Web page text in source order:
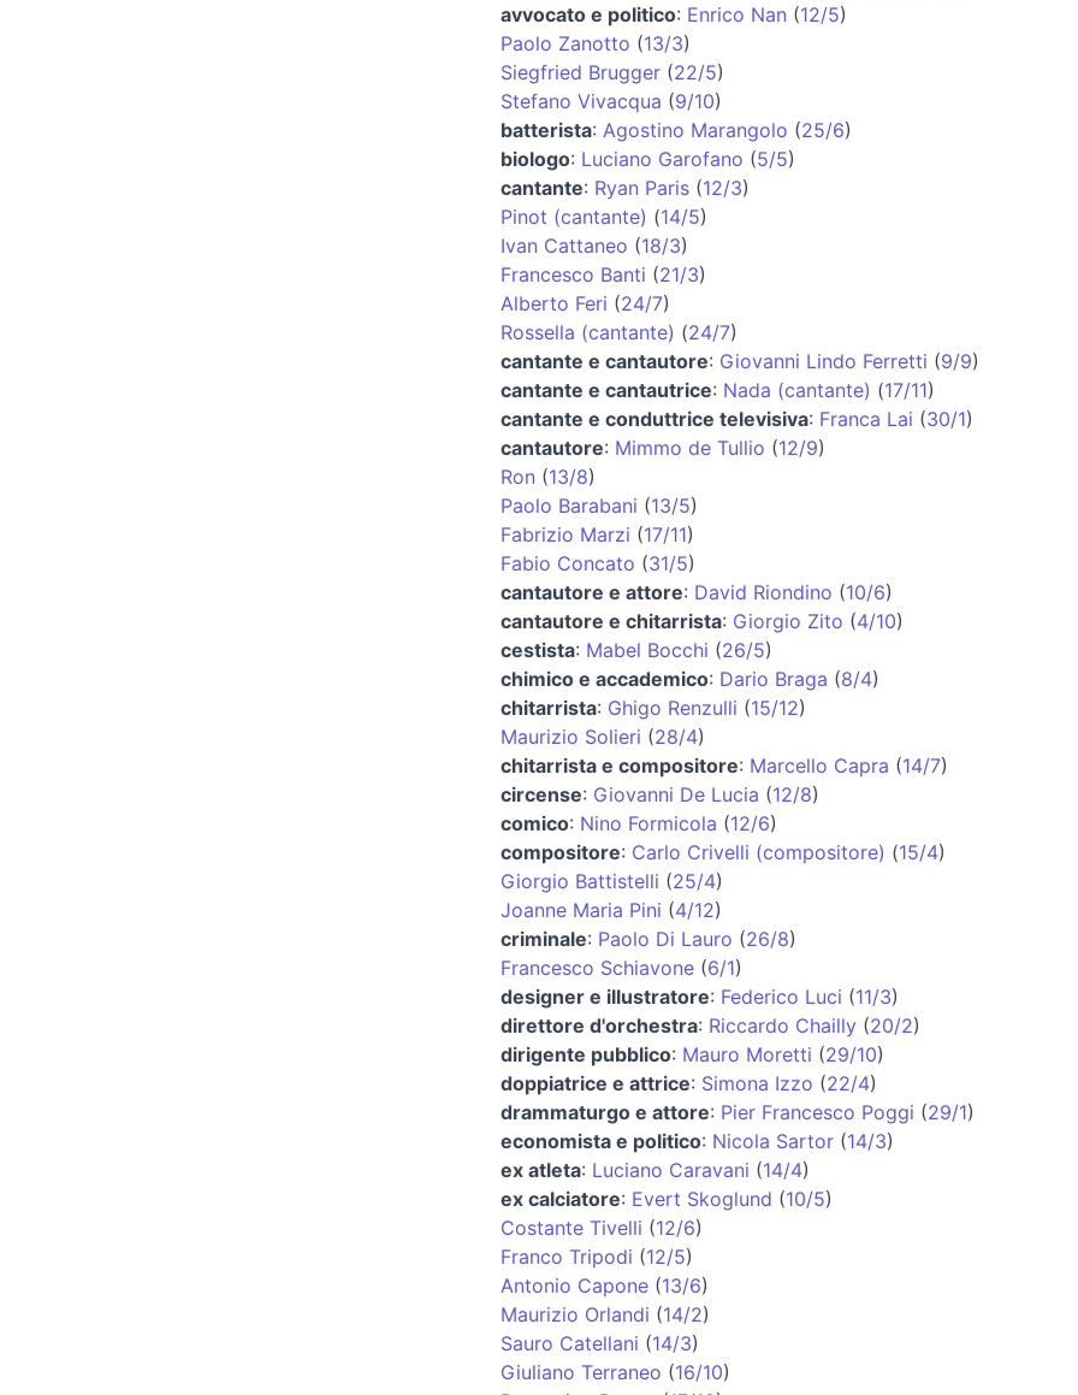
avvocato e politico: Enrico Nan (12/5)
Paolo Zanotto (13/3)
Siegfried Brugger(22/5)
Stefano Vivacqua (9/10)
batterista: Agostino Marangolo (25/6)
biologo: Luciano Garofano (5/5)
cantante: Ryan Paris(12/3)
Pinot (cantante) (14/5)
Ivan Cattaneo (18/3)
Francesco Banti (21/3)
Alberto Feri (24/7)
Rossella (cantante) (24/7)
cantante e cantautore: Giovanni Lindo Ferretti (9/9)
cantante e cantautrice: Nada (cantante) (17/11)
cantante e conduttrice televisiva: Franca Lai (30/1)
cantautore: Mimmo de Tullio (12/9)
Ron (13/8)
Paolo Barabani (13/5)
Fabrizio Marzi (17/11)
Fabio Concato (31/5)
cantautore e attore: David Riondino (10/6)
cantautore e chitarrista: Giorgio Zito (4/10)
cestista: Mabel Bocchi (26/5)
chimico e accademico: Dario Braga (8/4)
chitarrista: Ghigo Renzulli (15/12)
Maurizio Solieri (28/4)
chitarrista e compositore: Marcello Capra (14/7)
circense: Giovanni De Lucia (12/8)
comico: Nino Formicola (12/6)
compositore: Carlo Crivelli (compositore) (15/4)
Giorgio Battistelli (25/4)
Joanne Maria Pini (4/12)
criminale: Paolo Di Lauro (26/8)
Francesco Schiavone(6/1)
designer e illustratore: Federico Luci (11/3)
direttore d'orchestra: Riccardo Chailly(20/2)
dirigente pubblico: Mauro Moretti (29/10)
doppiatrice e attrice: Simona Izzo (22/4)
drammaturgo e attore: Pier Francesco Poggi (29/1)
economista e politico: Nicola Sartor(14/3)
ex atleta: Luciano Caravani (14/4)
ex calciatore: Evert Skoglund (10/5)
Costante Tivelli (12/6)
Franco Tripodi (12/5)
Antonio Capone(13/6)
Maurizio Orlandi (14/2)
Sauro Catellani (14/3)
Giuliano Terraneo (16/10)